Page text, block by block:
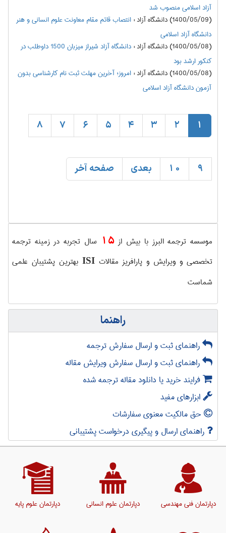
آزاد اسلامی منصوب شد
(1400/05/09) دانشگاه آزاد
:انتصاب قائم مقام معاونت علوم انسانی و هنر
دانشگاه آزاد اسلامی
(1400/05/08) دانشگاه آزاد
:
دانشگاه آزاد شیراز میزبان 1500 داوطلب در
کنکور ارشد بود
(1400/05/08) دانشگاه آزاد
:امروز؛ آخرین مهلت ثبت نام کارشناسی بدون
آزمون دانشگاه آزاد اسلامی
1
2
3
4
5
6
7
8
9
10 بعدی صفحه آخر
موسسه ترجمه البرز با بیش از15 سال تجربه در زمینه ترجمه
تخصصی و ویرایش و پارافریز مقالاتISI بهترین پشتیبان علمی
شماست
راهنما
راهنمای ثبت و ارسال سفارش ترجمه
راهنمای ثبت و ارسال سفارش ویرایش مقاله
فرایند خرید یا دانلود مقاله ترجمه شده
ابزارهای مفید
حق مالکیت معنوی سفارشات
راهنمای ارسال و پیگیری درخواست پشتیبانی
دپارتمان فنی مهندسی دپارتمان علوم انسانی دپارتمان علوم پایه